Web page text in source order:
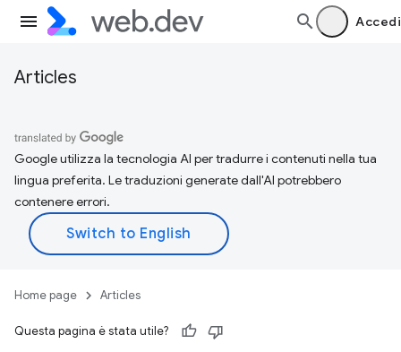
Accedi
Articles
Google utilizza la tecnologia AI per tradurre i contenuti nella tua
lingua preferita. Le traduzioni generate dall'AI potrebbero
contenere errori.
Home page Articles
Questa pagina è stata utile?